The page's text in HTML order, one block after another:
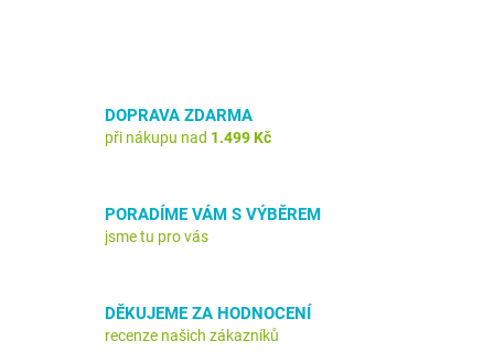
DOPRAVA ZDARMA
při nákupu nad 1.499 Kč
PORADÍME VÁM S VÝBĚREM
jsme tu pro vás
DĚKUJEME ZA HODNOCENÍ
recenze našich zákazníků